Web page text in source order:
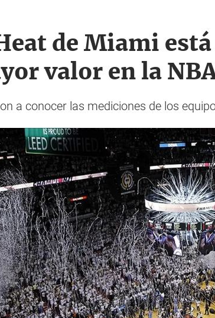
de Miami
valor en la
a conocer las mediciones de los